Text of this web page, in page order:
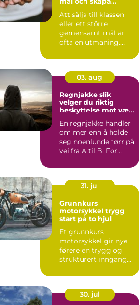
Att sälja till klassen
eller ett större
gemensamt mål är
ofta en utmaning.
03. aug
Regnjakke slik
velger du riktig
beskyttelse mot vær
En regnjakke handler
om mer enn å holde
seg noenlunde tørr på
vei fra A til B. For
31. jul
Grunnkurs
motorsykkel trygg
start på to hjul
Et grunnkurs
motorsykkel gir nye
førere en trygg og
strukturert inngang
motorsykkelopplærin
g. Ku...
30. jul